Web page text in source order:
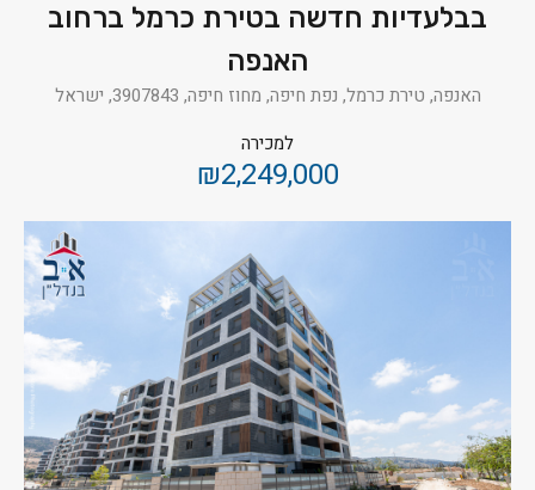
בבלעדיות חדשה בטירת כרמל ברחוב
האנפה
האנפה, טירת כרמל, נפת חיפה, מחוז חיפה, 3907843, ישראל
למכירה
₪2,249,000